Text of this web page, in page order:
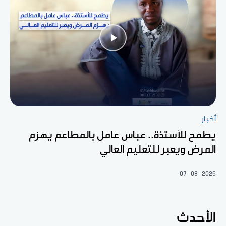
أخبار
يطمح للأستذة.. عباس عامل بالمطاعم يهزم
المرض ويعبر للتعليم العالي
07-08-2026
الأحدث